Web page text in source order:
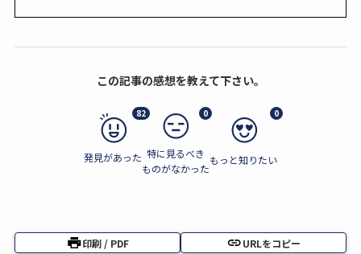
この記事の感想を教えて下さい。
82
発見があった
0
特に見るべき
ものがなかった
0
もっと知りたい
印刷 / PDF URLをコピー